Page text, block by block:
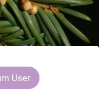
User